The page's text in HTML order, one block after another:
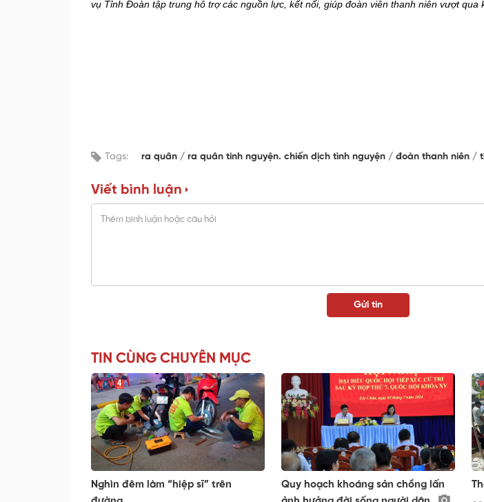
vụ Tỉnh Đoàn tập trung hỗ trợ các nguồn lực, kết nối, giúp đoàn viên thanh niên vượt qua
Tags: ra quân ra quân tinh nguyện. chiến dịch tình nguyện đoàn thanh niên
Viết bình luận
TIN CÙNG CHUYÊN MỤC
Nghìn đêm làm “hiệp sĩ” trên
Quy hoạch khoáng sản chồng lấn